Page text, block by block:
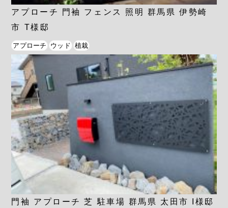
アプローチ 門袖 フェンス 照明 群馬県 伊勢崎
市 T様邸
アプローチ ウッド 植栽
門袖 アプローチ 芝 駐車場 群馬県 太田市 I様邸